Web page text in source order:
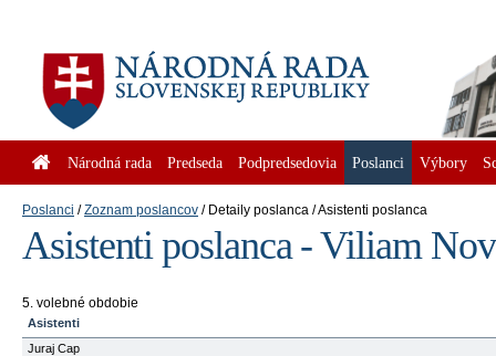
Národná rada Predseda Podpredsedovia Poslanci Výbory
Poslanci Zoznam poslancov Detaily poslanca Asistenti poslanca
Asistenti poslanca - Viliam
5. volebné obdobie
Asistenti
Juraj Cap